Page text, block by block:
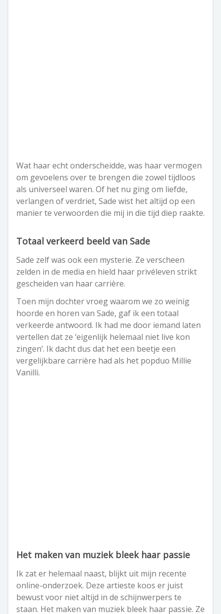
Wat haar echt onderscheidde, was haar vermogen
om gevoelens over te brengen die zowel tijdloos
als universeel waren. Of het nu ging om liefde,
verlangen of verdriet, Sade wist het altijd op een
manier te verwoorden die mij in die tijd diep raakte.
Totaal verkeerd beeld van Sade
Sade zelf was ook een mysterie. Ze verscheen
zelden in de media en hield haar privéleven strikt
gescheiden van haar carrière.
Toen mijn dochter vroeg waarom we zo weinig
hoorde en horen van Sade, gaf ik een totaal
verkeerde antwoord. Ik had me door iemand laten
vertellen dat ze ‘eigenlijk helemaal niet live kon
zingen’. Ik dacht dus dat het een beetje een
vergelijkbare carrière had als het popduo Millie
Vanilli.
Het maken van muziek bleek haar passie
Ik zat er helemaal naast, blijkt uit mijn recente
online-onderzoek. Deze artieste koos er juist
bewust voor niet altijd in de schijnwerpers te
staan. Het maken van muziek bleek haar passie. Ze